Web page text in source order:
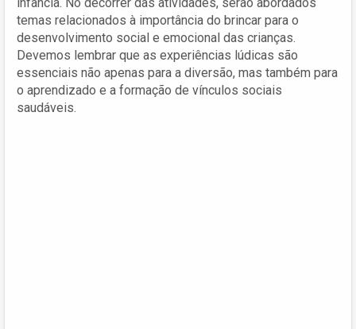
temas relacionados à importância do brincar para o
desenvolvimento social e emocional das crianças.
Devemos lembrar que as experiências lúdicas são
essenciais não apenas para a diversão, mas também para
o aprendizado e a formação de vínculos sociais
saudáveis.